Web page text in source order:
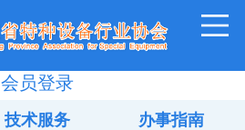
会员登录
技术服务 办事指南